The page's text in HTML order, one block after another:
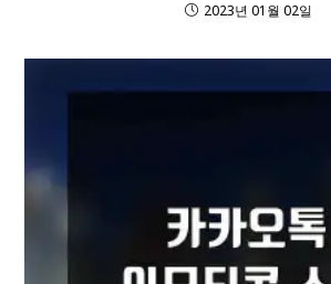
2023년 01월 02일